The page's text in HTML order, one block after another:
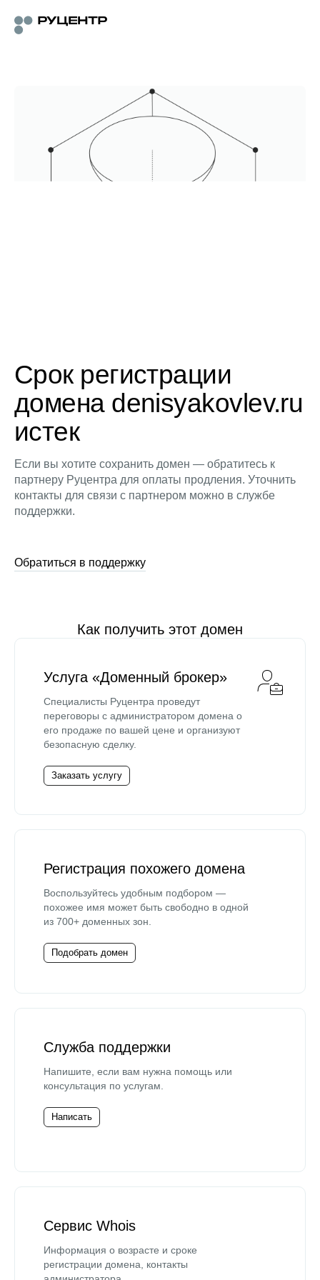
Срок регистрации
домена denisyakovlev.ru
истек
Если вы хотите сохранить домен — обратитесь к
партнеру Руцентра для оплаты продления. Уточнить
контакты для связи с партнером можно в службе
поддержки.
Обратиться в поддержку
Как получить этот домен
Услуга «Доменный брокер»
Специалисты Руцентра проведут
переговоры с администратором домена о
его продаже по вашей цене и организуют
безопасную сделку.
Заказать услугу
Регистрация похожего домена
Воспользуйтесь удобным подбором —
похожее имя может быть свободно в одной
из 700+ доменных зон.
Подобрать домен
Служба поддержки
Напишите, если вам нужна помощь или
консультация по услугам.
Написать
Сервис Whois
Информация о возрасте и сроке
регистрации домена, контакты